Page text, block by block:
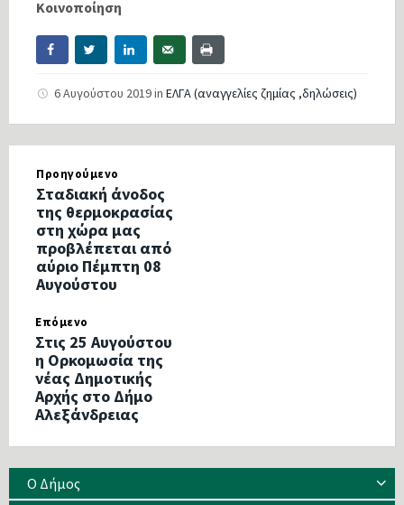
Κοινοποίηση
6 Αυγούστου 2019in ΕΛΓΑ (αναγγελίες ζημίας ,δηλώσεις)
Προηγούμενο
Σταδιακή άνοδος
της θερμοκρασίας
στη χώρα μας
προβλέπεται από
αύριο Πέμπτη 08
Αυγούστου
Επόμενο
Στις 25 Αυγούστου
η Ορκομωσία της
νέας Δημοτικής
Αρχής στο Δήμο
Αλεξάνδρειας
Ο Δήμος